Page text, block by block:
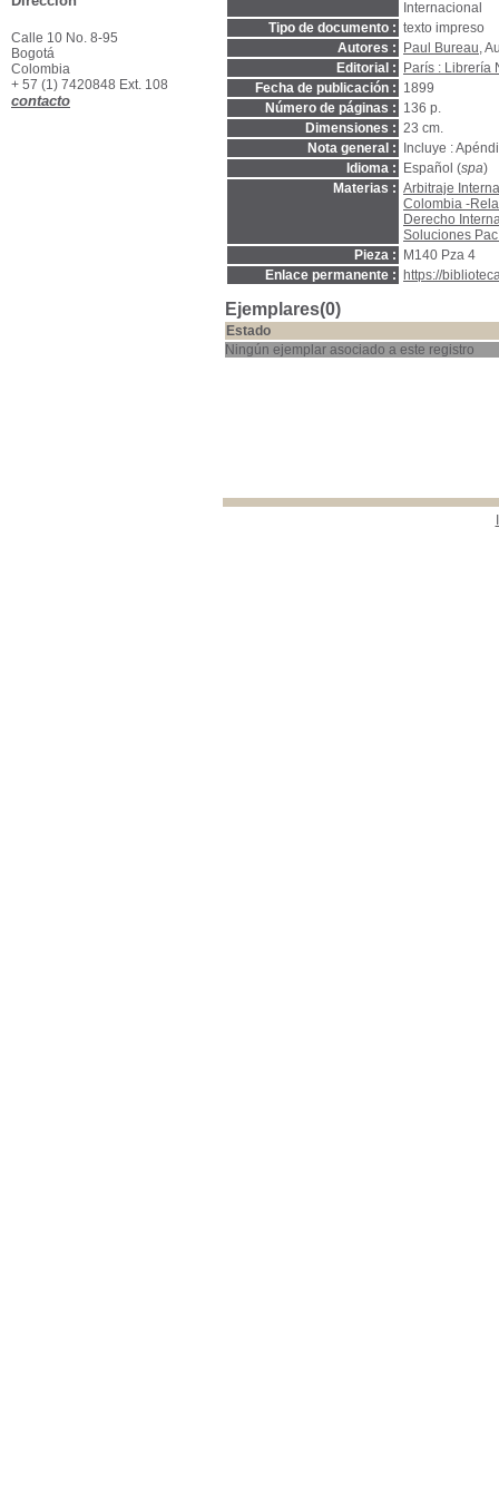
Internacional
Tipo de documento : texto impreso
Autores :
Paul Bureau,
Editorial :
París : Librería
Fecha de publicación : 1899
Número de páginas : 136 p.
Dimensiones : 23 cm.
Nota general :
Incluye :
Idioma :
Español (spa)
Materias : Arbitraje
Colombia -
Derecho
Soluciones
Pieza :
M140 Pza 4
Enlace permanente :
https://
Ejemplares(0)
Estado
Ningún ejemplar asociado a este registro
Calle 10 No. 8-95
Bogotá
Colombia
+ 57 (1) 7420848 Ext. 108
contacto